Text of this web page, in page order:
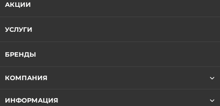
АКЦИИ
УСЛУГИ
БРЕНДЫ
КОМПАНИЯ
ИНФОРМАЦИЯ